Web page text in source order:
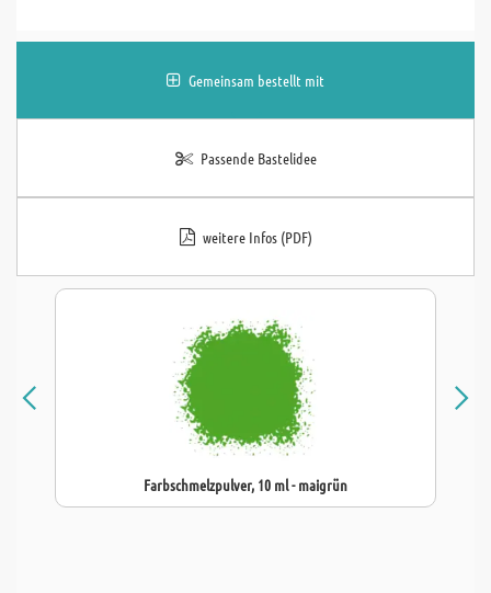
Gemeinsam bestellt mit
Passende Bastelidee
weitere Infos (PDF)
Farbschmelzpulver, 10 ml - maigrün